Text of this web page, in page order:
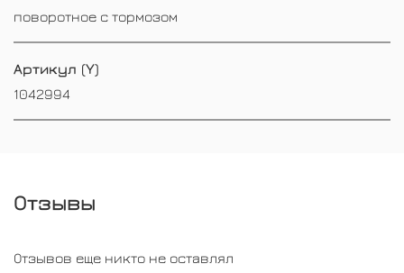
поворотное с тормозом
Артикул (Y)
1042994
Отзывы
Отзывов еще никто не оставлял